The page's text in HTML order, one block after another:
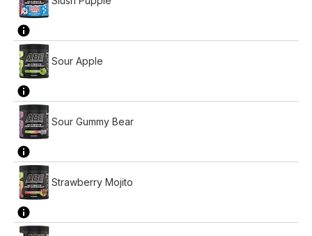
Sour Apple
Sour Gummy Bear
Strawberry Mojito